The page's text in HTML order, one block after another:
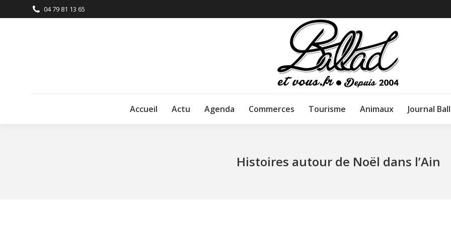
04 79 81 13 65
Accueil Actu Agenda Commerces Tourisme Animaux Journal
Histoires autour de Noël dans l’Ain